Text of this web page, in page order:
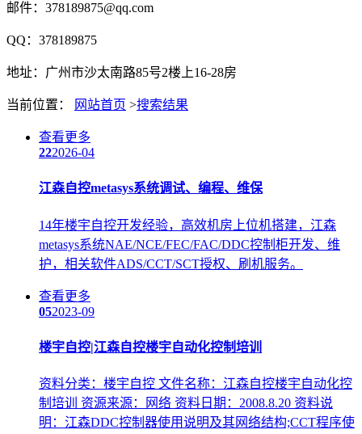
邮件：378189875@qq.com
QQ：378189875
地址：广州市沙太南路85号2楼上16-28房
当前位置： 网站首页 >搜索结果
查看更多
222026-04
江森自控metasys系统调试、编程、维保
14年楼宇自控开发经验，高效机房上位机搭建，江森
metasys系统NAE/NCE/FEC/FAC/DDC控制柜开发、维
护，相关软件ADS/CCT/SCT授权、刷机服务。
查看更多
052023-09
楼宇自控|江森自控楼宇自动化控制培训
资料分类：楼宇自控 文件名称：江森自控楼宇自动化控
制培训 资源来源：网络 资料日期：2008.8.20 资料说
明：江森DDC控制器使用说明及其网络结构;CCT程序使